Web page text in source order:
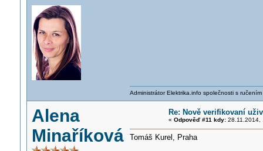
Administrátor Elektrika.info společnosti s
Alena
Minaříková
Re: Nově verifikovaní
« Odpověď #11 kdy:28.11.2014,
Tomáš Kurel, Praha